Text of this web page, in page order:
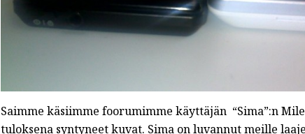
Saimme käsiimme foorumimme käyttäjän “Sima”:n
tuloksena syntyneet kuvat. Sima on luvannut meille